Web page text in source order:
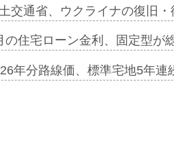
協業=お互…
コリビング…
る2階建…
交通省、ウクライナの復旧
の住宅ローン金利、固定型が
年分路線価、標準宅地5年